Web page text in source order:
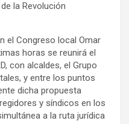
la Revolución
el Congreso local Omar
horas se reunirá el
con alcaldes, el Grupo
y entre los puntos
dicha propuesta
y síndicos en los
a la ruta jurídica